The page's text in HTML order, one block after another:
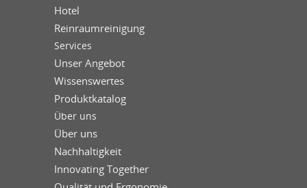
Hotel
Reinraumreinigung
Services
Unser Angebot
Wissenswertes
Produktkatalog
Über uns
Über uns
Nachhaltigkeit
Innovating Together